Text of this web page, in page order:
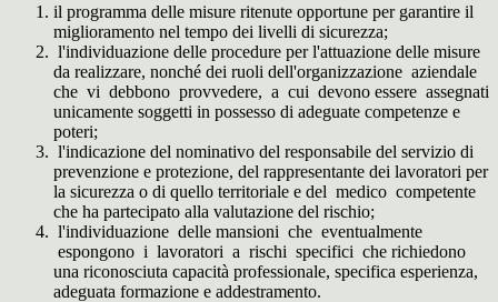
il programma delle misure ritenute opportune per garantire il
miglioramento nel tempo dei livelli di sicurezza;
l'individuazione delle procedure per l'attuazione delle misure
da realizzare, nonché dei ruoli dell'organizzazione aziendale
che vi debbono provvedere, a cui devono essere assegnati
unicamente soggetti in possesso di adeguate competenze e
poteri;
l'indicazione del nominativo del responsabile del servizio di
prevenzione e protezione, del rappresentante dei lavoratori per
la sicurezza o di quello territoriale e del medico competente
che ha partecipato alla valutazione del rischio;
l'individuazione delle mansioni che eventualmente
espongono i lavoratori a rischi specifici che richiedono
una riconosciuta capacità professionale, specifica esperienza,
adeguata formazione e addestramento.